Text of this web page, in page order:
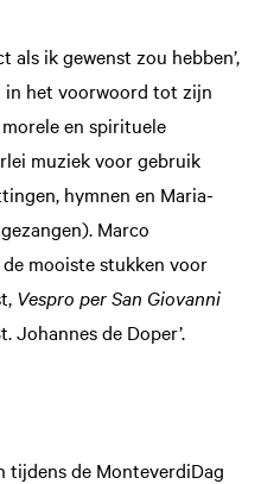
als ik gewenst zou hebben’,
in het voorwoord tot zijn
morele en spirituele
muziek voor gebruik
hymnen en Maria-
Marco
mooiste stukken voor
Vespro per San Giovanni
Johannes de Doper’.
tijdens de MonteverdiDag